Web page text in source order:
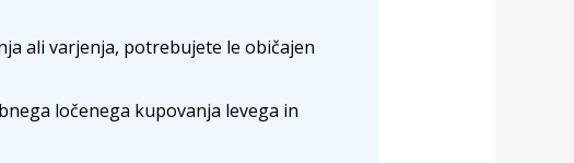
ali varjenja, potrebujete le običajen
ločenega kupovanja levega in